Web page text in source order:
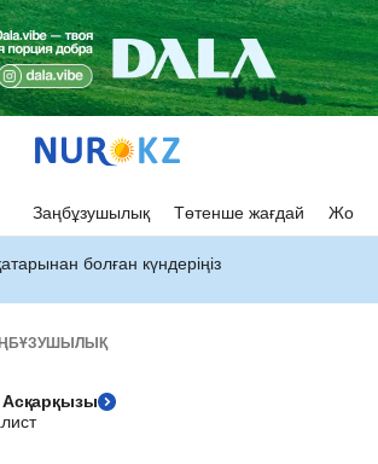
Заңбұзушылық Төтенше жағдай Жол
болған күндеріңіз